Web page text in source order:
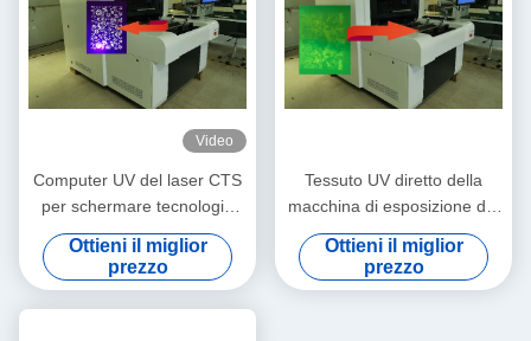
Video
Computer UV del laser CTS
per schermare tecnologia
del DLP di DMD
Ottieni il miglior
prezzo
Tessuto UV diretto della
macchina di esposizione del
PWB del laser ISO9001
Ottieni il miglior
prezzo